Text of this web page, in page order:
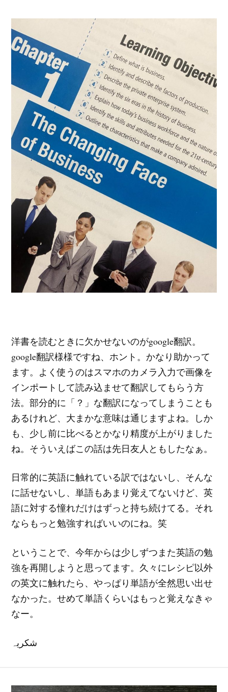
洋書を読むときに欠かせないのがgoogle翻訳。
google翻訳様様ですね、ホント。かなり助かって
ます。よく使うのはスマホのカメラ入力で画像を
インポートして読み込ませて翻訳してもらう方
法。部分的に「？」な翻訳になってしまうことも
あるけれど、大まかな意味は通じますよね。しか
も、少し前に比べるとかなり精度が上がりました
ね。そういえばこの話は先日友人ともしたなぁ。
日常的に英語に触れている訳ではないし、そんな
に話せないし、単語もあまり覚えてないけど、英
語に対する憧れだけはずっと持ち続けてる。それ
ならもっと勉強すればいいのにね。笑
ということで、今年からは少しずつまた英語の勉
強を再開しようと思ってます。久々にレシピ以外
の英文に触れたら、やっぱり単語が全然思い出せ
なかった。せめて単語くらいはもっと覚えなきゃ
なー。
شکریہ